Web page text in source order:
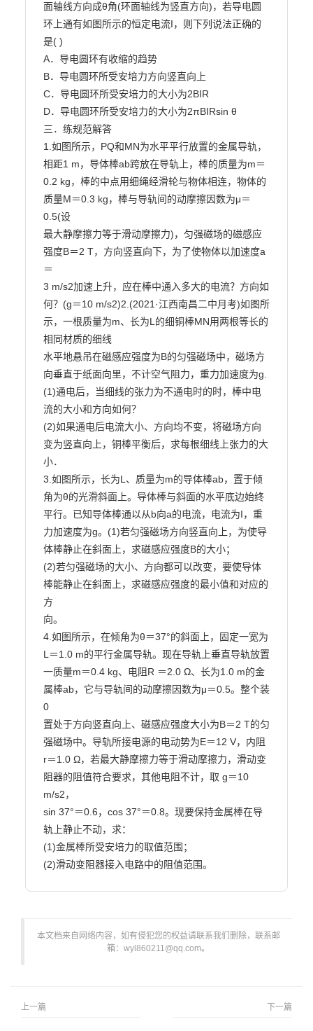
面轴线方向成θ角(环面轴线为竖直方向)，若导电圆
环上通有如图所示的恒定电流I，则下列说法正确的
是( )
A．导电圆环有收缩的趋势
B．导电圆环所受安培力方向竖直向上
C．导电圆环所受安培力的大小为2BIR
D．导电圆环所受安培力的大小为2πBIRsin θ
三．练规范解答
1.如图所示，PQ和MN为水平平行放置的金属导轨，
相距1 m，导体棒ab跨放在导轨上，棒的质量为m＝
0.2 kg，棒的中点用细绳经滑轮与物体相连，物体的
质量M＝0.3 kg，棒与导轨间的动摩擦因数为μ＝
0.5(设
最大静摩擦力等于滑动摩擦力)，匀强磁场的磁感应
强度B＝2 T，方向竖直向下，为了使物体以加速度a
＝
3 m/s2加速上升，应在棒中通入多大的电流？方向如
何？(g＝10 m/s2)2.(2021·江西南昌二中月考)如图所
示，一根质量为m、长为L的细铜棒MN用两根等长的
相同材质的细线
水平地悬吊在磁感应强度为B的匀强磁场中，磁场方
向垂直于纸面向里，不计空气阻力，重力加速度为g.
(1)通电后，当细线的张力为不通电时的时，棒中电
流的大小和方向如何？
(2)如果通电后电流大小、方向均不变，将磁场方向
变为竖直向上，铜棒平衡后，求每根细线上张力的大
小．
3.如图所示，长为L、质量为m的导体棒ab，置于倾
角为θ的光滑斜面上。导体棒与斜面的水平底边始终
平行。已知导体棒通以从b向a的电流，电流为I，重
力加速度为g。(1)若匀强磁场方向竖直向上，为使导
体棒静止在斜面上，求磁感应强度B的大小；
(2)若匀强磁场的大小、方向都可以改变，要使导体
棒能静止在斜面上，求磁感应强度的最小值和对应的
方
向。
4.如图所示，在倾角为θ＝37°的斜面上，固定一宽为
L＝1.0 m的平行金属导轨。现在导轨上垂直导轨放置
一质量m＝0.4 kg、电阻R ＝2.0 Ω、长为1.0 m的金
属棒ab，它与导轨间的动摩擦因数为μ＝0.5。整个装
0
置处于方向竖直向上、磁感应强度大小为B＝2 T的匀
强磁场中。导轨所接电源的电动势为E＝12 V，内阻
r＝1.0 Ω，若最大静摩擦力等于滑动摩擦力，滑动变
阻器的阻值符合要求，其他电阻不计，取 g＝10
m/s2，
sin 37°＝0.6，cos 37°＝0.8。现要保持金属棒在导
轨上静止不动，求：
(1)金属棒所受安培力的取值范围；
本文档来自网络内容，如有侵犯您的权益请联系我们删除，联系邮
箱：wyl860211@qq.com。
上一篇 下一篇